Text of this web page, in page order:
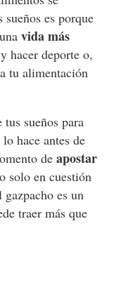
es porque
vida más
hacer deporte o,
tu alimentación
sueños para
hace antes de
de apostar
solo en cuestión
es un
traer más que